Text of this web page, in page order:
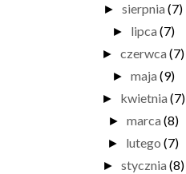
► sierpnia (7)
► lipca (7)
► czerwca (7)
► maja (9)
► kwietnia (7)
► marca (8)
► lutego (7)
► stycznia (8)